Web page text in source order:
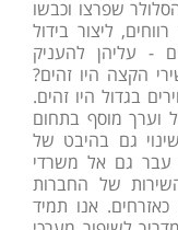
שפרצו וכבשו
ליצור בידול
- עליהן להעניק
הקצה היו זהים?
בגדול היו זהים.
וערך מוסף בתחום
גם בהיבט של
עבר גם אל משרדי
של החברות
אנו תמיד